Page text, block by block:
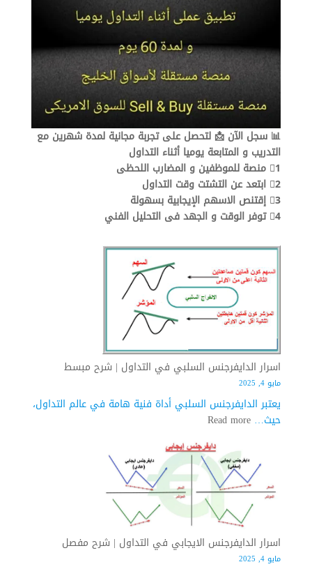
📊 سجل الآن 📩 لتحصل على تجربة مجانية لمدة شهرين مع
التدريب و المتابعة يوميا أثناء التداول
1⃣ منصة للموظفين و المضارب اللحظى
2⃣ ابتعد عن التشتت وقت التداول
3⃣ إقتنص الاسهم الإيجابية بسهولة
4⃣ توفر الوقت و الجهد فى التحليل الفني
اسرار الدايفرجنس السلبي في التداول | شرح مبسط
مايو 4, 2025
يعتبر الدايفرجنس السلبي أداة فنية هامة في عالم التداول،
حيث… Read more
:
الدايفرجنس
السلبي
في
التداول
|
شرح
مبسط
اسرار الدايفرجنس الايجابي في التداول | شرح مفصل
مايو 4, 2025